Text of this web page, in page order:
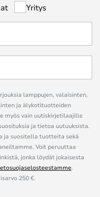
Yritys
lamppujen, valaisinten,
ja älykotituotteiden
myös vain uutiskirjetilaajille
ja tietoa uutuuksista.
ja suositella tuotteita sekä
Voit peruuttaa
jonka löydät jokaisesta
.
250 €.